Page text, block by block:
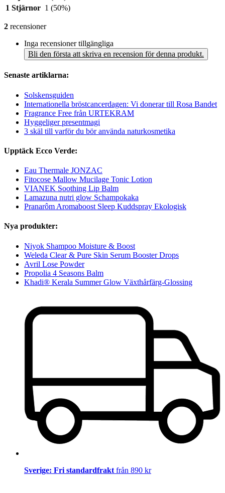
1 Stjärnor 1 (50%)
2 recensioner
Inga recensioner tillgängliga
Bli den första att skriva en recension för denna produkt.
Senaste artiklarna:
Solskensguiden
Internationella bröstcancerdagen: Vi donerar till Rosa Bandet
Fragrance Free från URTEKRAM
Hyggeliger presentmagi
3 skäl till varför du bör använda naturkosmetika
Upptäck Ecco Verde:
Eau Thermale JONZAC
Fitocose Mallow Mucilage Tonic Lotion
VIANEK Soothing Lip Balm
Lamazuna nutri glow Schampokaka
Pranarôm Aromaboost Sleep Kuddspray Ekologisk
Nya produkter:
Niyok Shampoo Moisture & Boost
Weleda Clear & Pure Skin Serum Booster Drops
Avril Lose Powder
Propolia 4 Seasons Balm
Khadi® Kerala Summer Glow Växthårfärg-Glossing
Sverige: Fri standardfrakt från 890 kr